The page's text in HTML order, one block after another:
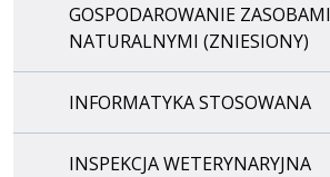
GOSPODAROWANIE ZASOBAMI
NATURALNYMI (ZNIESIONY)
INFORMATYKA STOSOWANA
INSPEKCJA WETERYNARYJNA